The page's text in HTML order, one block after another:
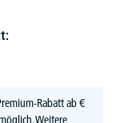
Rabatt ab €
Weitere